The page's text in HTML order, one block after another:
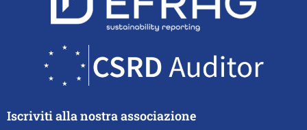
Iscriviti alla nostra associazione